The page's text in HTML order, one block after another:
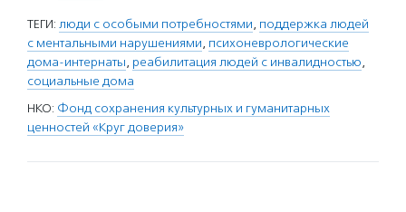
ТЕГИ: люди с особыми потребностями, поддержка людей
с ментальными нарушениями, психоневрологические
дома-интернаты, реабилитация людей с инвалидностью,
социальные дома
НКО: Фонд сохранения культурных и гуманитарных
ценностей «Круг доверия»